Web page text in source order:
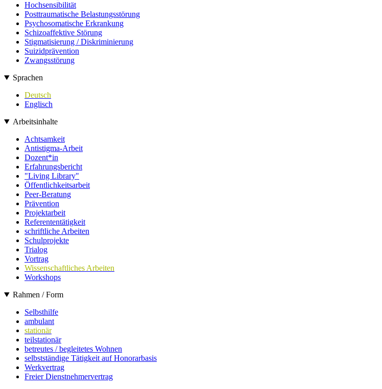
Hochsensibilität
Posttraumatische Belastungsstörung
Psychosomatische Erkrankung
Schizoaffektive Störung
Stigmatisierung / Diskriminierung
Suizidprävention
Zwangsstörung
Sprachen
Deutsch
Englisch
Arbeitsinhalte
Achtsamkeit
Antistigma-Arbeit
Dozent*in
Erfahrungsbericht
"Living Library"
Öffentlichkeitsarbeit
Peer-Beratung
Prävention
Projektarbeit
Referententätigkeit
schriftliche Arbeiten
Schulprojekte
Trialog
Vortrag
Wissenschaftliches Arbeiten
Workshops
Rahmen / Form
Selbsthilfe
ambulant
stationär
teilstationär
betreutes / begleitetes Wohnen
selbstständige Tätigkeit auf Honorarbasis
Werkvertrag
Freier Dienstnehmervertrag